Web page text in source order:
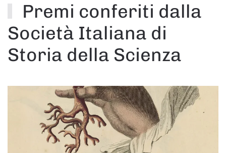
Premi conferiti dalla
Società Italiana di
Storia della Scienza